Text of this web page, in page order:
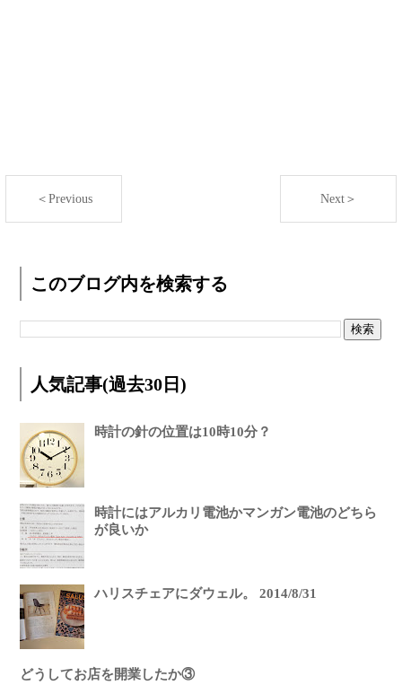
＜Previous Next＞
このブログ内を検索する
人気記事(過去30日)
時計の針の位置は10時10分？
時計にはアルカリ電池かマンガン電池のどちら
が良いか
ハリスチェアにダウェル。 2014/8/31
どうしてお店を開業したか③